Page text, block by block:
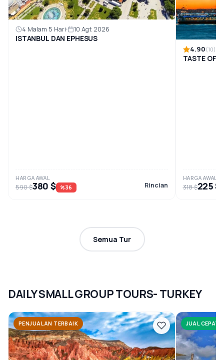
4 Malam 5 Hari 10 Agt 2026
ISTANBUL DAN EPHESUS
HARGA AWAL
590 $380 $ %36 Rincian
4.90(10)
TASTE OF
HARGA AWAL
318 $225 $
Semua Tur
DAILY SMALL GROUP TOURS- TURKEY
PENJUALAN TERBAIK JUAL CEPAT